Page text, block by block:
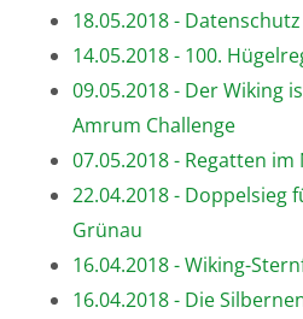
18.05.2018 - Datenschutz
14.05.2018 - 100.
09.05.2018 - Der Wiking
Amrum Challenge
07.05.2018 - Regatten
22.04.2018 - Doppelsieg
Grünau
16.04.2018 - Wiking-
16.04.2018 - Die